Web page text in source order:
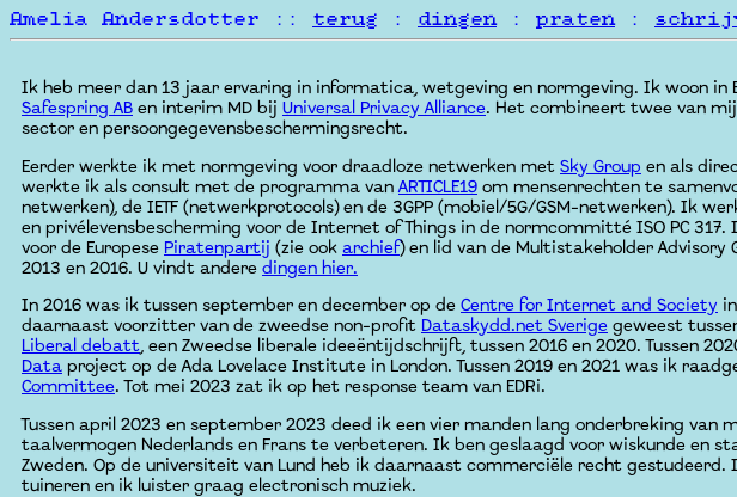
Amelia Andersdotter :: terug : dingen: praten:
Ik heb meer dan 13 jaar ervaring in informatica, wetgeving en normgeving. Ik woon in
Safespring AB en interim MD bij Universal Privacy Alliance. Het combineert twee van
sector en persoongegevensbeschermingsrecht.
Eerder werkte ik met normgeving voor draadloze netwerken met Sky Group en als
werkte ik als consult met de programma vanARTICLE19 om mensenrechten te
netwerken), de IETF (netwerkprotocols) en de 3GPP (mobiel/5G/GSM-netwerken). Ik
en privélevensbescherming voor de Internet of Things in de normcommitté ISO PC
voor de Europese Piratenpartij (zie ook archief) en lid van de Multistakeholder Advisory
2013 en 2016. U vindt andere dingen hier.
In 2016 was ik tussen september en december op de Centre for Internet and Society
daarnaast voorzitter van de zweedse non-profit Dataskydd.net Sverige geweest
Liberal debatt, een Zweedse liberale ideeëntijdschrijft, tussen 2016 en 2020. Tussen
Data project op de Ada Lovelace Institute in London. Tussen 2019 en 2021 was ik
Committee. Tot mei 2023 zat ik op het response team van EDRi.
Tussen april 2023 en september 2023 deed ik een vier manden lang onderbreking
taalvermogen Nederlands en Frans te verbeteren. Ik ben geslaagd voor wiskunde en
Zweden. Op de universiteit van Lund heb ik daarnaast commerciële recht gestudeerd.
tuineren en ik luister graag electronisch muziek.